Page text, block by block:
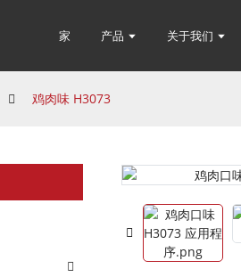
家 产品 关于我们
鸡肉味 H3073